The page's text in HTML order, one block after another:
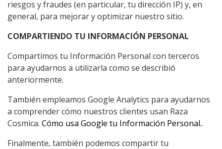
riesgos y fraudes (en particular, tu dirección IP) y, en
general, para mejorar y optimizar nuestro sitio.
COMPARTIENDO TU INFORMACIÓN PERSONAL
Compartimos tu Información Personal con terceros
para ayudarnos a utilizarla como se describió
anteriormente.
También empleamos Google Analytics para ayudarnos
a comprender cómo nuestros clientes usan Raza
Cosmica. Cómo usa Google tu Información Personal..
Finalmente, también podemos compartir tu